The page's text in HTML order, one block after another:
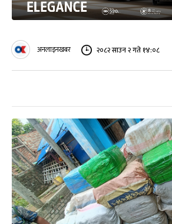
अनलाइनखबर २०८२ साउन २ गते १४:०८